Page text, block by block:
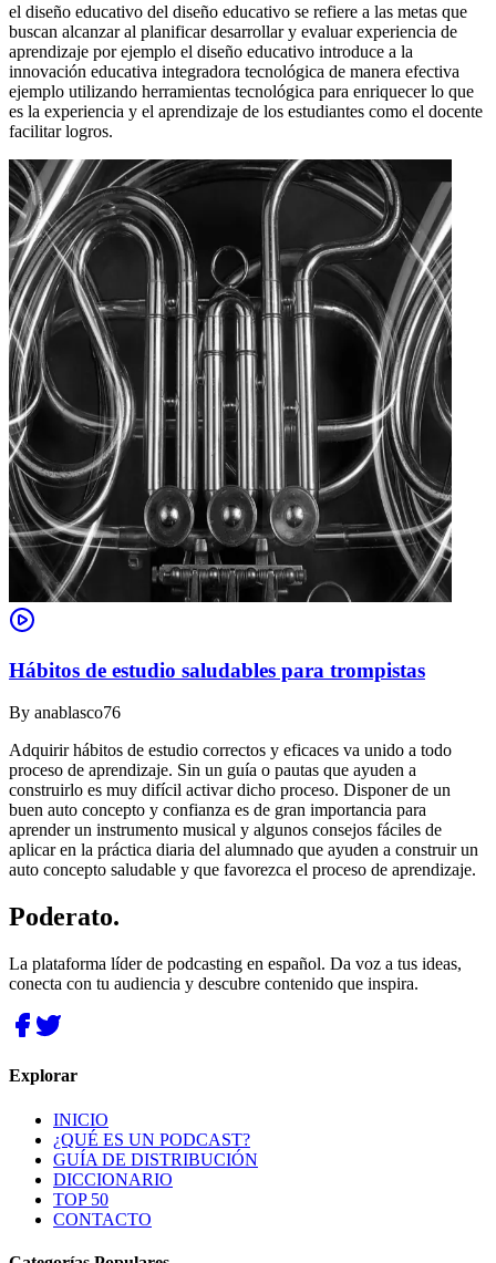
el diseño educativo del diseño educativo se refiere a las metas que
buscan alcanzar al planificar desarrollar y evaluar experiencia de
aprendizaje por ejemplo el diseño educativo introduce a la
innovación educativa integradora tecnológica de manera efectiva
ejemplo utilizando herramientas tecnológica para enriquecer lo que
es la experiencia y el aprendizaje de los estudiantes como el docente
facilitar logros.
Hábitos de estudio saludables para trompistas
By anablasco76
Adquirir hábitos de estudio correctos y eficaces va unido a todo
proceso de aprendizaje. Sin un guía o pautas que ayuden a
construirlo es muy difícil activar dicho proceso. Disponer de un
buen auto concepto y confianza es de gran importancia para
aprender un instrumento musical y algunos consejos fáciles de
aplicar en la práctica diaria del alumnado que ayuden a construir un
auto concepto saludable y que favorezca el proceso de aprendizaje.
Poderato.
La plataforma líder de podcasting en español. Da voz a tus ideas,
conecta con tu audiencia y descubre contenido que inspira.
Explorar
INICIO
¿QUÉ ES UN PODCAST?
GUÍA DE DISTRIBUCIÓN
DICCIONARIO
TOP 50
CONTACTO